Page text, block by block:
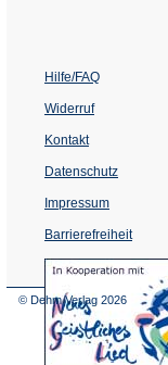
Hilfe/FAQ
Widerruf
Kontakt
Datenschutz
Impressum
Barrierefreiheit
© Dehm Verlag 2026